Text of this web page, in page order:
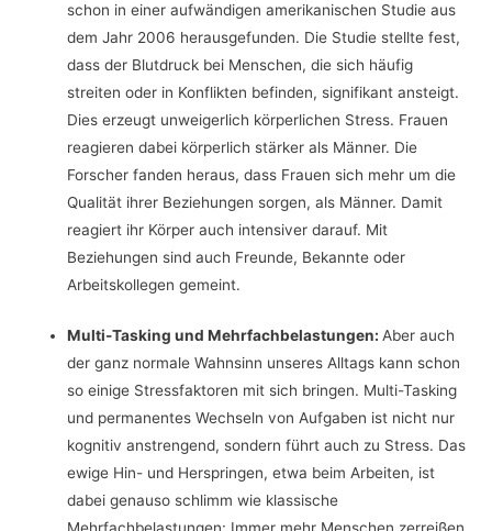
schon in einer aufwändigen amerikanischen Studie aus
dem Jahr 2006 herausgefunden. Die Studie stellte fest,
dass der Blutdruck bei Menschen, die sich häufig
streiten oder in Konflikten befinden, signifikant ansteigt.
Dies erzeugt unweigerlich körperlichen Stress. Frauen
reagieren dabei körperlich stärker als Männer. Die
Forscher fanden heraus, dass Frauen sich mehr um die
Qualität ihrer Beziehungen sorgen, als Männer. Damit
reagiert ihr Körper auch intensiver darauf. Mit
Beziehungen sind auch Freunde, Bekannte oder
Arbeitskollegen gemeint.
Multi-Tasking und Mehrfachbelastungen: Aber auch
der ganz normale Wahnsinn unseres Alltags kann schon
so einige Stressfaktoren mit sich bringen. Multi-Tasking
und permanentes Wechseln von Aufgaben ist nicht nur
kognitiv anstrengend, sondern führt auch zu Stress. Das
ewige Hin- und Herspringen, etwa beim Arbeiten, ist
dabei genauso schlimm wie klassische